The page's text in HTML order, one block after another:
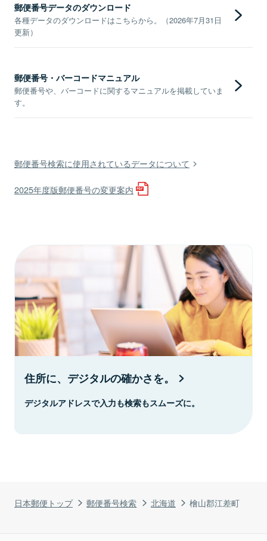
日本郵便トップ 郵便番号検索 北海道 檜山郡江差町
郵便番号データのダウンロード
各種データのダウンロードはこちらから。（2026年7月31日
更新）
郵便番号・バーコードマニュアル
郵便番号や、バーコードに関するマニュアルを掲載していま
す。
郵便番号検索に使用されているデータについて
2025年度版郵便番号の変更案内
住所に、デジタルの確かさを。
デジタルアドレスで入力も検索もスムーズに。